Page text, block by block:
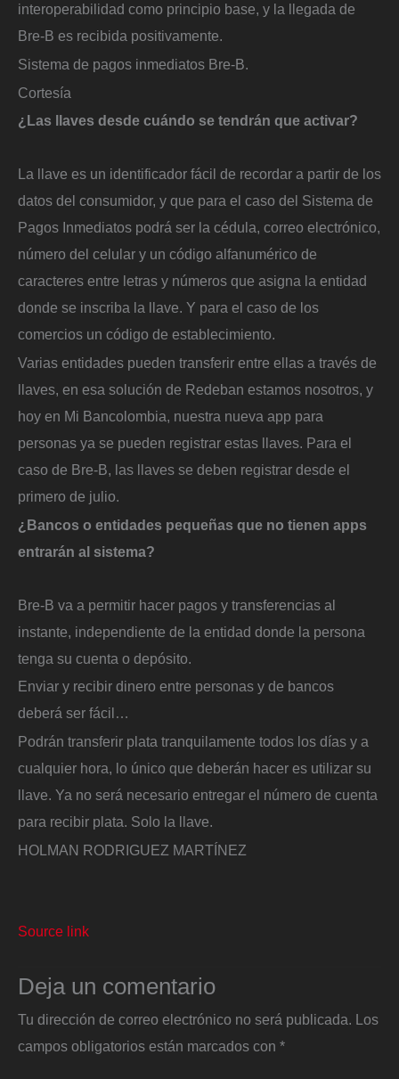
interoperabilidad como principio base, y la llegada de
Bre-B es recibida positivamente.
Sistema de pagos inmediatos Bre-B.
Cortesía
¿Las llaves desde cuándo se tendrán que activar?
La llave es un identificador fácil de recordar a partir de los
datos del consumidor, y que para el caso del Sistema de
Pagos Inmediatos podrá ser la cédula, correo electrónico,
número del celular y un código alfanumérico de
caracteres entre letras y números que asigna la entidad
donde se inscriba la llave. Y para el caso de los
comercios un código de establecimiento.
Varias entidades pueden transferir entre ellas a través de
llaves, en esa solución de Redeban estamos nosotros, y
hoy en Mi Bancolombia, nuestra nueva app para
personas ya se pueden registrar estas llaves. Para el
caso de Bre-B, las llaves se deben registrar desde el
primero de julio.
¿Bancos o entidades pequeñas que no tienen apps
entrarán al sistema?
Bre-B va a permitir hacer pagos y transferencias al
instante, independiente de la entidad donde la persona
tenga su cuenta o depósito.
Enviar y recibir dinero entre personas y de bancos
deberá ser fácil…
Podrán transferir plata tranquilamente todos los días y a
cualquier hora, lo único que deberán hacer es utilizar su
llave. Ya no será necesario entregar el número de cuenta
para recibir plata. Solo la llave.
HOLMAN RODRIGUEZ MARTÍNEZ
Source link
Deja un comentario
Tu dirección de correo electrónico no será publicada. Los
campos obligatorios están marcados con *